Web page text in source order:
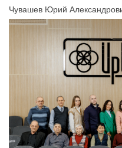
Чувашев Юрий